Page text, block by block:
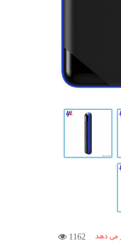
می دهد 1162